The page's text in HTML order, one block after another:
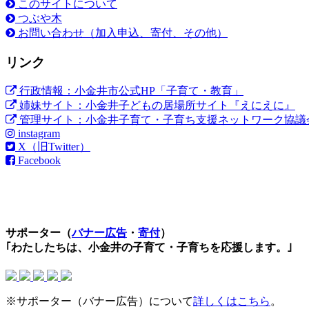
このサイトについて
つぶや木
お問い合わせ（加入申込、寄付、その他）
リンク
行政情報：小金井市公式HP「子育て・教育」
姉妹サイト：小金井子どもの居場所サイト『えにえに』
管理サイト：小金井子育て・子育ち支援ネットワーク協議
instagram
X（旧Twitter）
Facebook
サポーター（バナー広告 ・ 寄付）
｢わたしたちは、小金井の子育て・子育ちを応援します。｣
※サポーター（バナー広告）について詳しくはこちら 。